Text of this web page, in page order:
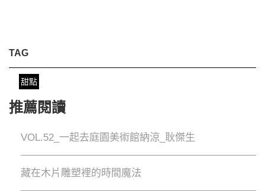
TAG
甜點
推薦閱讀
VOL.52_一起去庭園美術館納涼_耿傑生
藏在木片雕塑裡的時間魔法